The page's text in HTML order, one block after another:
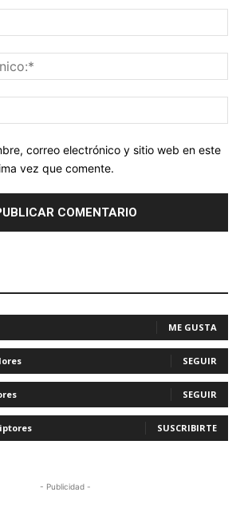
correo electrónico y sitio web en este
vez que comente.
ME GUSTA
SEGUIR
SEGUIR
SUSCRIBIRTE
- Publicidad -